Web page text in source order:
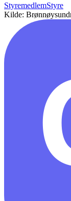
StyremedlemStyre
Kilde: